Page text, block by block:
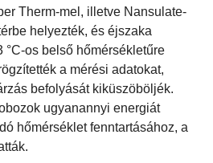
Therm-mel, illetve Nansulate-
helyezték, és éjszaka
°C-os belső hőmérsékletűre
a mérési adatokat,
befolyását kiküszöböljék.
ugyanannyi energiát
hőmérséklet fenntartásához, a